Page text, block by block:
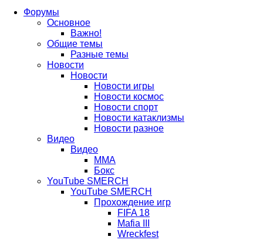
вкладке)
вкладке)
новой
вкладке)
в
новой
вкладке)
(Откроется
новой
вкладке)
Форумы
Основное
Важно!
Общие темы
Разные темы
Новости
Новости
Новости игры
Новости космос
Новости спорт
Новости катаклизмы
Новости разное
Видео
Видео
ММА
Бокс
YouTube SMERCH
YouTube SMERCH
Прохождение игр
FIFA 18
Mafia III
Wreckfest